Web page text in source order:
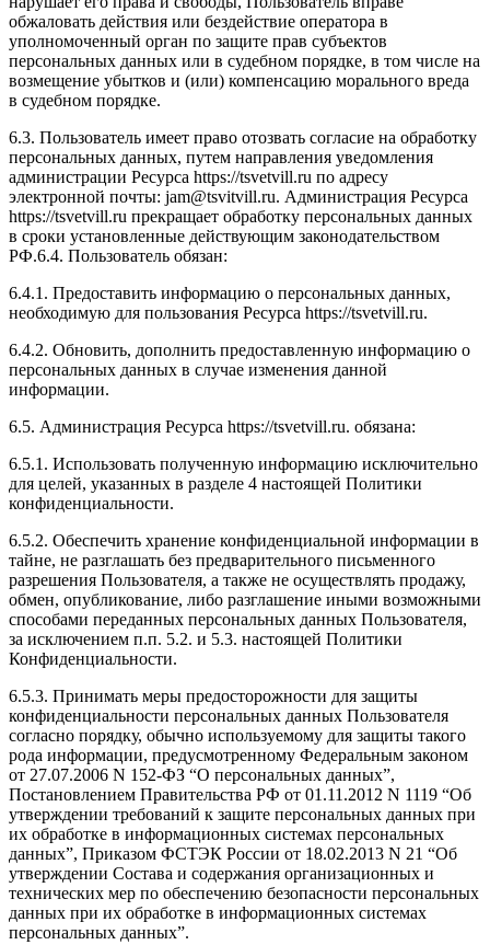
обжаловать действия или бездействие оператора в
уполномоченный орган по защите прав субъектов
персональных данных или в судебном порядке, в том числе на
возмещение убытков и (или) компенсацию морального вреда
в судебном порядке.
6.3. Пользователь имеет право отозвать согласие на обработку
персональных данных, путем направления уведомления
администрации Ресурса https://tsvetvill.ru по адресу
электронной почты: jam@tsvitvill.ru. Администрация Ресурса
https://tsvetvill.ru прекращает обработку персональных данных
в сроки установленные действующим законодательством
РФ.6.4. Пользователь обязан:
6.4.1. Предоставить информацию о персональных данных,
необходимую для пользования Ресурса https://tsvetvill.ru.
6.4.2. Обновить, дополнить предоставленную информацию о
персональных данных в случае изменения данной
информации.
6.5. Администрация Ресурса https://tsvetvill.ru. обязана:
6.5.1. Использовать полученную информацию исключительно
для целей, указанных в разделе 4 настоящей Политики
конфиденциальности.
6.5.2. Обеспечить хранение конфиденциальной информации в
тайне, не разглашать без предварительного письменного
разрешения Пользователя, а также не осуществлять продажу,
обмен, опубликование, либо разглашение иными возможными
способами переданных персональных данных Пользователя,
за исключением п.п. 5.2. и 5.3. настоящей Политики
Конфиденциальности.
6.5.3. Принимать меры предосторожности для защиты
конфиденциальности персональных данных Пользователя
согласно порядку, обычно используемому для защиты такого
рода информации, предусмотренному Федеральным законом
от 27.07.2006 N 152-ФЗ “О персональных данных”,
Постановлением Правительства РФ от 01.11.2012 N 1119 “Об
утверждении требований к защите персональных данных при
их обработке в информационных системах персональных
данных”, Приказом ФСТЭК России от 18.02.2013 N 21 “Об
утверждении Состава и содержания организационных и
технических мер по обеспечению безопасности персональных
данных при их обработке в информационных системах
персональных данных”.